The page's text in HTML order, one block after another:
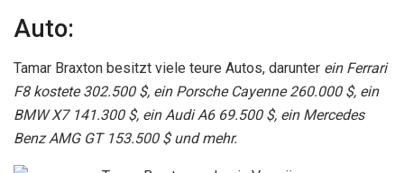
Auto:
Tamar Braxton besitzt viele teure Autos, darunter ein Ferrari
F8 kostete 302.500 $, ein Porsche Cayenne 260.000 $, ein
BMW X7 141.300 $, ein Audi A6 69.500 $, ein Mercedes
Benz AMG GT 153.500 $ und mehr.